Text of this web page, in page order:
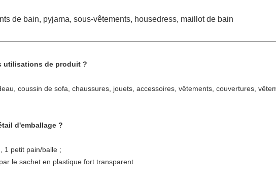
de bain, pyjama, sous-vêtements, housedress, maillot de bain
utilisations de produit ?
coussin de sofa, chaussures, jouets, accessoires, vêtements, couvertures,
d'emballage ?
1 petit pain/balle ;
le sachet en plastique fort transparent